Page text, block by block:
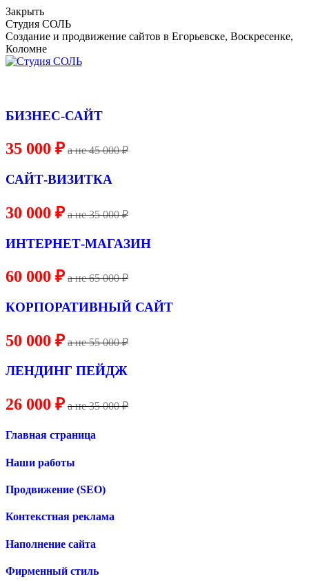
Skip
to
content
Закрыть
Студия СОЛЬ
Создание и продвижение сайтов в Егорьевске, Воскресенке,
Коломне
БИЗНЕС-САЙТ
35 000 ₽ a не 45 000 ₽
САЙТ-ВИЗИТКА
30 000 ₽ a не 35 000 ₽
ИНТЕРНЕТ-МАГАЗИН
60 000 ₽ a не 65 000 ₽
КОРПОРАТИВНЫЙ САЙТ
50 000 ₽ a не55000 ₽
ЛЕНДИНГ ПЕЙДЖ
26 000 ₽ a не 35 000 ₽
Главная страница
Наши работы
Продвижение (SEO)
Контекстная реклама
Наполнение сайта
Фирменный стиль